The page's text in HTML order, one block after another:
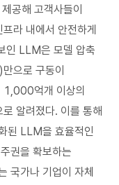
공해 고객사들이
라 내에서 안전하게
인 LLM은 모델 압축
으로 구동이
1,000억개 이상의
알려졌다. 이를 통해
된 LLM을 효율적인
권을 확보하는
국가나 기업이 자체